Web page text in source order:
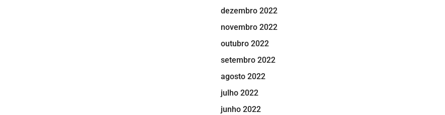
dezembro 2022
novembro 2022
outubro 2022
setembro 2022
agosto 2022
julho 2022
junho 2022